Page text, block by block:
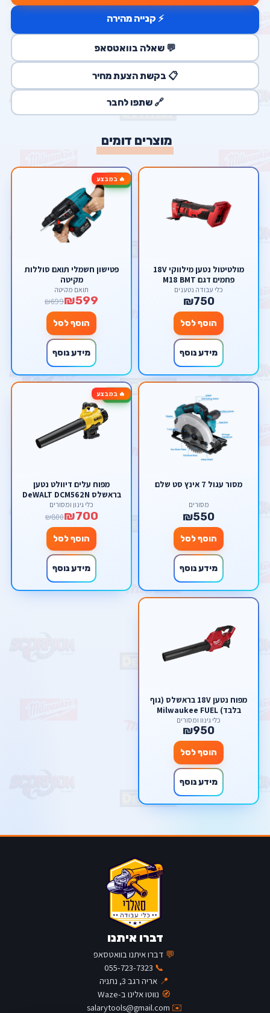
⚡ קנייה מהירה
💬 שאלה בוואטסאפ
📋 בקשת הצעת מחיר
🔗 שתפו לחבר
מוצרים דומים
מולטיטול נטען מילווקי 18V
פחמים דגם M18 BMT
milwaukee
כלי עבודה נטענים
₪750
הוסף לסל
מידע נוסף
🔥 במבצע-14%
פטישון חשמלי תואם סוללות
מקיטה
תואם מקיטה
₪599
₪699
הוסף לסל
מידע נוסף
מסור עגול 7 אינץ סט שלם
מסורים
₪550
הוסף לסל
מידע נוסף
🔥 במבצע-13%
מפוח עלים דיוולט נטען
בראשלס DeWALT DCM562N
BL 18V DewWalt (גוף בלבד)
כלי גינון ומסורים
₪700
₪800
הוסף לסל
מידע נוסף
מפוח נטען 18V בראשלס (גוף
בלבד) Milwaukee FUEL
כלי גינון ומסורים
₪950
הוסף לסל
מידע נוסף
דברו איתנו
💬 דברו איתנו בוואטסאפ
📞
055-723-7323
📍 אריה רגב 3, נתניה
🧭 נווטו אלינו ב-Waze
✉️
salarytools@gmail.com